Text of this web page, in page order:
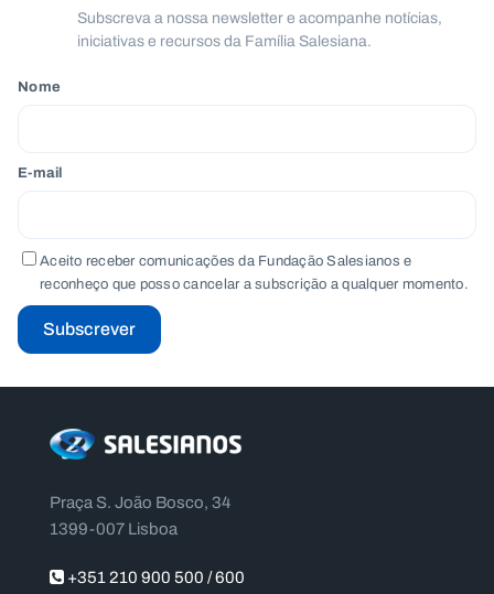
Subscreva a nossa newsletter e acompanhe notícias,
iniciativas e recursos da Família Salesiana.
Nome
E-mail
Aceito receber comunicações da Fundação Salesianos e
reconheço que posso cancelar a subscrição a qualquer momento.
Subscrever
Praça S. João Bosco, 34
1399-007 Lisboa
+351 210 900 500 / 600